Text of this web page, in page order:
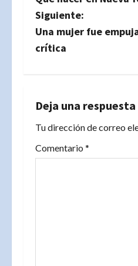
a
v
a
c
i
Siguiente:
Una mujer fue
crítica
Deja una respuesta
Tu dirección de correo
Comentario *